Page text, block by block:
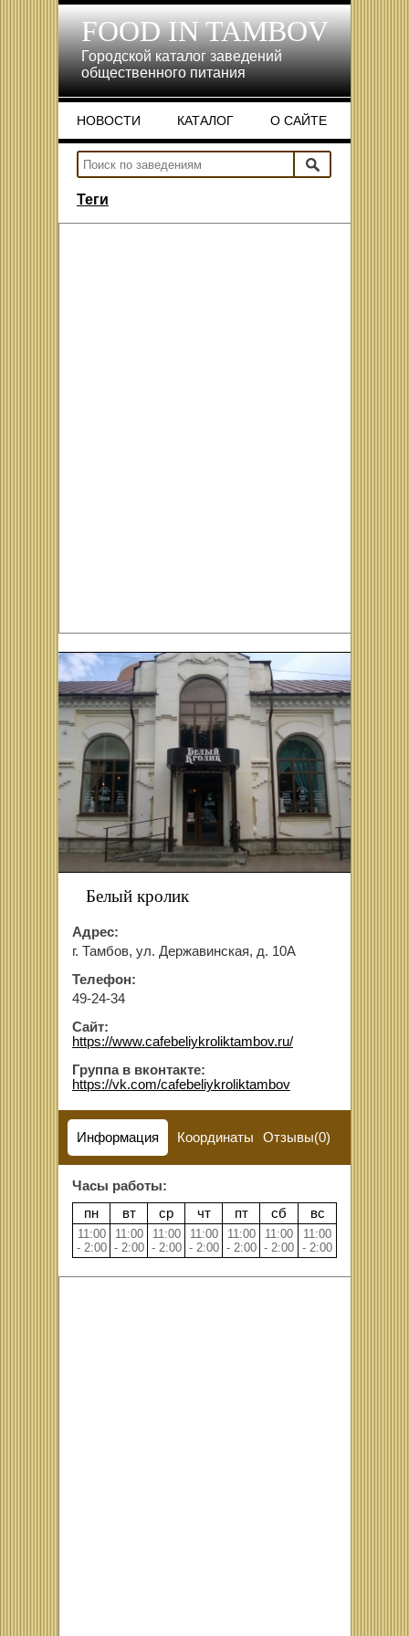
FOOD IN TAMBOV
Городской каталог заведений
общественного питания
НОВОСТИ
НОВОСТИ
КАТАЛОГ
КАТАЛОГ
О САЙТЕ
О САЙТЕ
Теги
Белый кролик
Адрес:
г. Тамбов, ул. Державинская, д. 10А
Телефон:
49-24-34
Сайт:
https://www.cafebeliykroliktambov.ru/
Группа в вконтакте:
https://vk.com/cafebeliykroliktambov
Информация Координаты Отзывы(0)
Часы работы:
пн
вт ср чт пт сб вс
11:00
- 2:00
11:00
- 2:00
11:00
- 2:00
11:00
- 2:00
11:00
- 2:00
11:00
- 2:00
11:00
- 2:00